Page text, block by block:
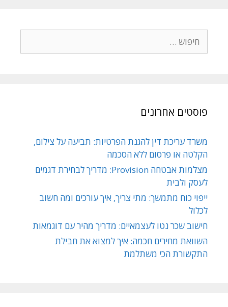
פוסטים אחרונים
משרד עריכת דין להגנת הפרטיות: תביעה על צילום,
הקלטה או פרסום ללא הסכמה
מצלמות אבטחה Provision: מדריך לבחירת דגמים
לעסק ולבית
ייפוי כוח מתמשך: מתי צריך, איך עורכים ומה חשוב
לכלול
חישוב שכר נטו לעצמאיים: מדריך מהיר עם דוגמאות
השוואת מחירים חכמה: איך למצוא את חבילת
התקשורת הכי משתלמת